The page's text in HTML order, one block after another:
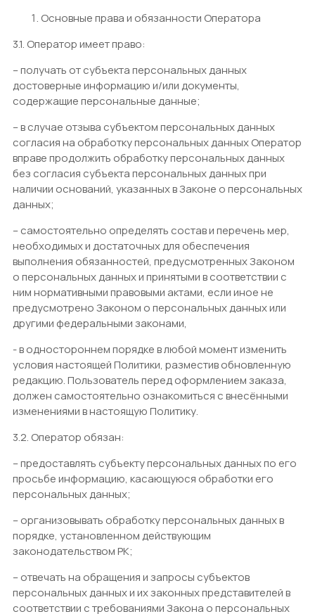
Основные права и обязанности Оператора
3.1. Оператор имеет право:
– получать от субъекта персональных данных
достоверные информацию и/или документы,
содержащие персональные данные;
– в случае отзыва субъектом персональных данных
согласия на обработку персональных данных Оператор
вправе продолжить обработку персональных данных
без согласия субъекта персональных данных при
наличии оснований, указанных в Законе о персональных
данных;
– самостоятельно определять состав и перечень мер,
необходимых и достаточных для обеспечения
выполнения обязанностей, предусмотренных Законом
о персональных данных и принятыми в соответствии с
ним нормативными правовыми актами, если иное не
предусмотрено Законом о персональных данных или
другими федеральными законами,
- в одностороннем порядке в любой момент изменить
условия настоящей Политики, разместив обновленную
редакцию. Пользователь перед оформлением заказа,
должен самостоятельно ознакомиться с внесёнными
изменениями в настоящую Политику.
3.2. Оператор обязан:
– предоставлять субъекту персональных данных по его
просьбе информацию, касающуюся обработки его
персональных данных;
– организовывать обработку персональных данных в
порядке, установленном действующим
законодательством РК;
– отвечать на обращения и запросы субъектов
персональных данных и их законных представителей в
соответствии с требованиями Закона о персональных